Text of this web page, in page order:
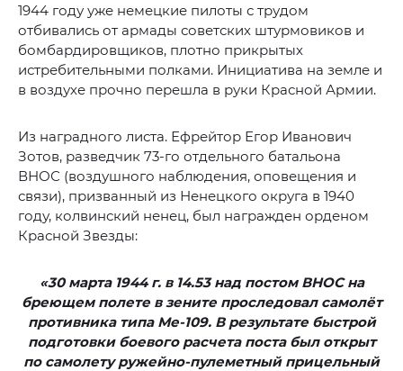
1944 году уже немецкие пилоты с трудом
отбивались от армады советских штурмовиков и
бомбардировщиков, плотно прикрытых
истребительными полками. Инициатива на земле и
в воздухе прочно перешла в руки Красной Армии.
Из наградного листа. Ефрейтор Егор Иванович
Зотов, разведчик 73-го отдельного батальона
ВНОС (воздушного наблюдения, оповещения и
связи), призванный из Ненецкого округа в 1940
году, колвинский ненец, был награжден орденом
Красной Звезды:
«30 марта 1944 г. в 14.53 над постом ВНОС на
бреющем полете в зените проследовал самолёт
противника типа Ме-109. В результате быстрой
подготовки боевого расчета поста был открыт
по самолету ружейно-пулеметный прицельный